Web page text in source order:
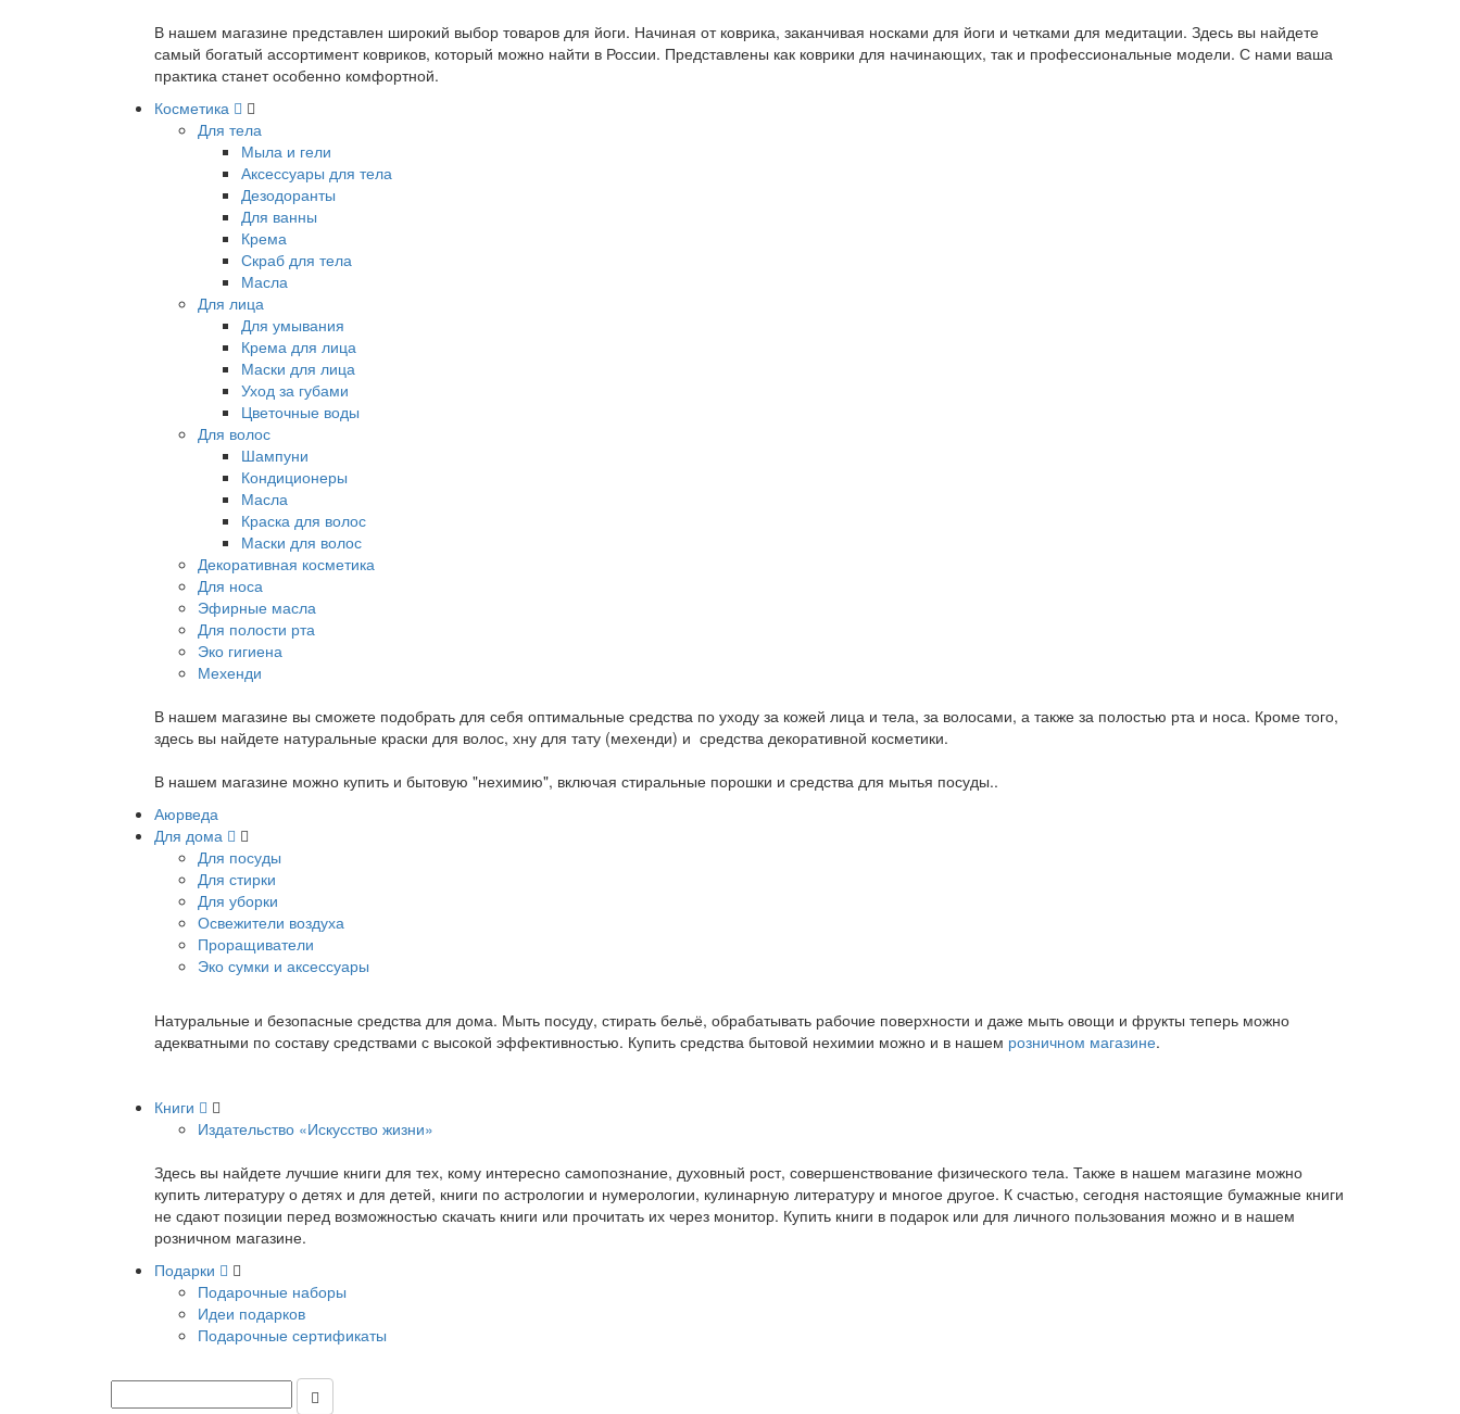
В нашем магазине представлен широкий выбор товаров для йоги. Начиная от коврика, заканчивая носками для йоги и четками для медитации. Здесь вы найдете
самый богатый ассортимент ковриков, который можно найти в России. Представлены как коврики для начинающих, так и профессиональные модели. С нами ваша
практика станет особенно комфортной.
Косметика
Для тела
Мыла и гели
Аксессуары для тела
Дезодоранты
Для ванны
Крема
Скраб для тела
Масла
Для лица
Для умывания
Крема для лица
Маски для лица
Уход за губами
Цветочные воды
Для волос
Шампуни
Кондиционеры
Масла
Краска для волос
Маски для волос
Декоративная косметика
Для носа
Эфирные масла
Для полости рта
Эко гигиена
Мехенди
В нашем магазине вы сможете подобрать для себя оптимальные средства по уходу за кожей лица и тела, за волосами, а также за полостью рта и носа. Кроме того,
здесь вы найдете натуральные краски для волос, хну для тату (мехенди) и средства декоративной косметики.
В нашем магазине можно купить и бытовую "нехимию", включая стиральные порошки и средства для мытья посуды..
Аюрведа
Для дома
Для посуды
Для стирки
Для уборки
Освежители воздуха
Проращиватели
Эко сумки и аксессуары
Натуральные и безопасные средства для дома. Мыть посуду, стирать бельё, обрабатывать рабочие поверхности и даже мыть овощи и фрукты теперь можно
адекватными по составу средствами с высокой эффективностью. Купить средства бытовой нехимии можно и в нашем розничном магазине.
Книги
Издательство «Искусство жизни»
Здесь вы найдете лучшие книги для тех, кому интересно самопознание, духовный рост, совершенствование физического тела. Также в нашем магазине можно
купить литературу о детях и для детей, книги по астрологии и нумерологии, кулинарную литературу и многое другое. К счастью, сегодня настоящие бумажные книги
не сдают позиции перед возможностью скачать книги или прочитать их через монитор. Купить книги в подарок или для личного пользования можно и в нашем
розничном магазине.
Подарки
Подарочные наборы
Идеи подарков
Подарочные сертификаты